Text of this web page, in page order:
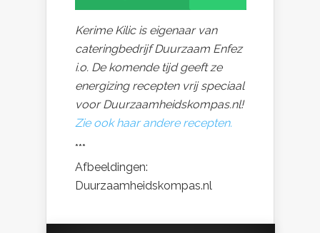
Kerime Kilic is eigenaar van
cateringbedrijf Duurzaam Enfez
i.o. De komende tijd geeft ze
energizing recepten vrij speciaal
voor Duurzaamheidskompas.nl!
Zie ook haar andere recepten.
***
Afbeeldingen:
Duurzaamheidskompas.nl